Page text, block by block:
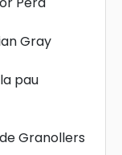
Gray
pau
Granollers